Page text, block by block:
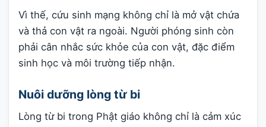
Vì thế, cứu sinh mạng không chỉ là mở vật chứa
và thả con vật ra ngoài. Người phóng sinh còn
phải cân nhắc sức khỏe của con vật, đặc điểm
sinh học và môi trường tiếp nhận.
Nuôi dưỡng lòng từ bi
Lòng từ bi trong Phật giáo không chỉ là cảm xúc